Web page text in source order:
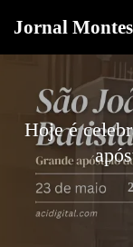
Jornal
Hoje é